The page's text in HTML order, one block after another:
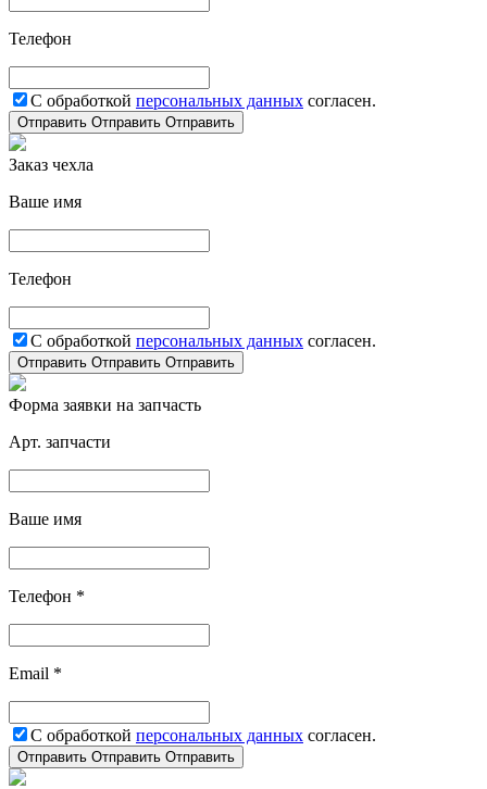
Телефон
С обработкой персональных данных согласен.
Отправить Отправить Отправить
Заказ чехла
Ваше имя
Телефон
С обработкой персональных данных согласен.
Отправить Отправить Отправить
Форма заявки на запчасть
Арт. запчасти
Ваше имя
Телефон *
Email *
С обработкой персональных данных согласен.
Отправить Отправить Отправить